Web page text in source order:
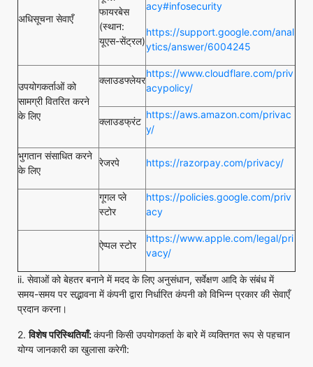
acy#infosecurity
https://support.google.com/anal
ytics/answer/6004245
अधिसूचना सेवाएँ
फायरबेस
(स्थान:
यूएस-सेंट्रल)
उपयोगकर्ताओं को
सामग्री वितरित करने
के लिए
क्लाउडफ्लेयर
https://www.cloudflare.com/priv
acypolicy/
क्लाउडफ्रंट
https://aws.amazon.com/privac
y/
भुगतान संसाधित करने
के लिए
रेजरपे https://razorpay.com/privacy/
गूगल प्ले
स्टोर
https://policies.google.com/priv
acy
ऐप्पल स्टोर
https://www.apple.com/legal/pri
vacy/
ii. सेवाओं को बेहतर बनाने में मदद के लिए अनुसंधान, सर्वेक्षण आदि के संबंध में
समय-समय पर सद्भावना में कंपनी द्वारा निर्धारित कंपनी को विभिन्न प्रकार की सेवाएँ
प्रदान करना।
2.विशेष परिस्थितियाँ:कंपनी किसी उपयोगकर्ता के बारे में व्यक्तिगत रूप से पहचान
योग्य जानकारी का खुलासा करेगी: